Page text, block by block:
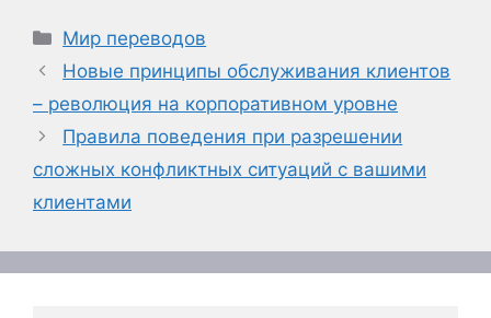
Рубрики
Мир переводов
Новые принципы обслуживания клиентов
– революция на корпоративном уровне
Правила поведения при разрешении
сложных конфликтных ситуаций с вашими
клиентами